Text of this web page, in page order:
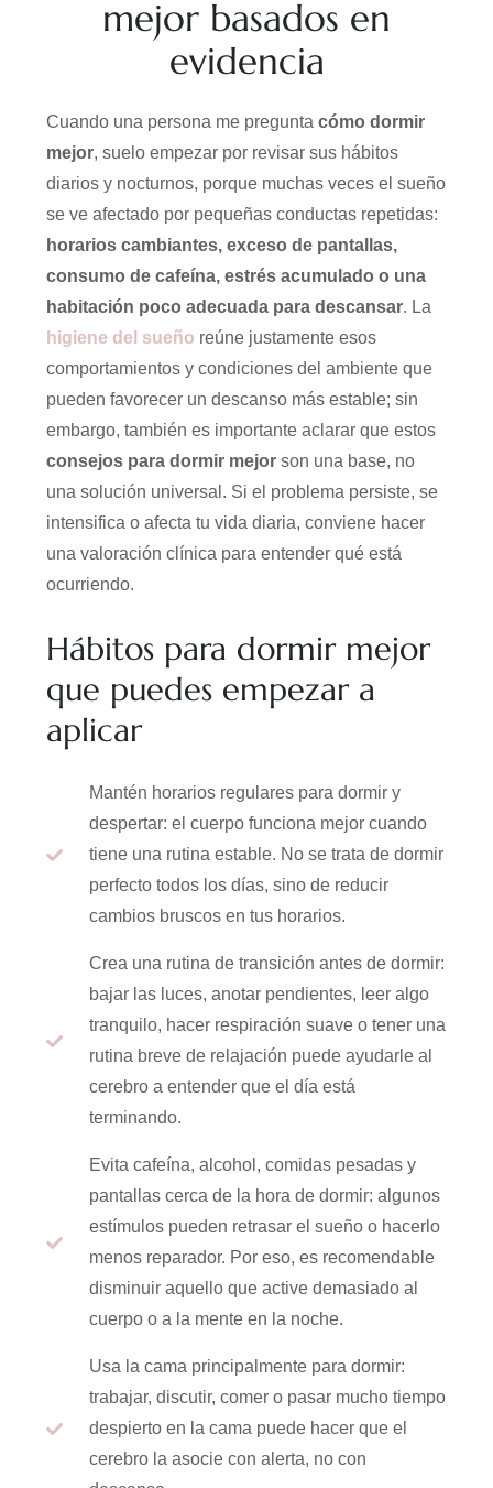
mejor basados en
evidencia
Cuando una persona me pregunta cómo dormir
mejor, suelo empezar por revisar sus hábitos
diarios y nocturnos, porque muchas veces el sueño
se ve afectado por pequeñas conductas repetidas:
horarios cambiantes, exceso de pantallas,
consumo de cafeína, estrés acumulado o una
habitación poco adecuada para descansar. La
higiene del sueño reúne justamente esos
comportamientos y condiciones del ambiente que
pueden favorecer un descanso más estable; sin
embargo, también es importante aclarar que estos
consejos para dormir mejor son una base, no
una solución universal. Si el problema persiste, se
intensifica o afecta tu vida diaria, conviene hacer
una valoración clínica para entender qué está
ocurriendo.
Hábitos para dormir mejor
que puedes empezar a
aplicar
Mantén horarios regulares para dormir y
despertar: el cuerpo funciona mejor cuando
tiene una rutina estable. No se trata de dormir
perfecto todos los días, sino de reducir
cambios bruscos en tus horarios.
Crea una rutina de transición antes de dormir:
bajar las luces, anotar pendientes, leer algo
tranquilo, hacer respiración suave o tener una
rutina breve de relajación puede ayudarle al
cerebro a entender que el día está
terminando.
Evita cafeína, alcohol, comidas pesadas y
pantallas cerca de la hora de dormir: algunos
estímulos pueden retrasar el sueño o hacerlo
menos reparador. Por eso, es recomendable
disminuir aquello que active demasiado al
cuerpo o a la mente en la noche.
Usa la cama principalmente para dormir:
trabajar, discutir, comer o pasar mucho tiempo
despierto en la cama puede hacer que el
cerebro la asocie con alerta, no con